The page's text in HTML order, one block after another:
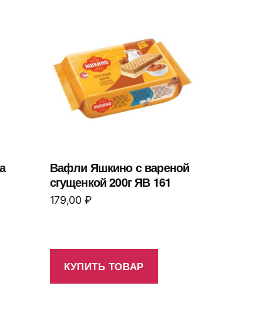
Вафли Яшкино с вареной
сгущенкой 200г ЯВ 161
179,00 ₽
КУПИТЬ ТОВАР